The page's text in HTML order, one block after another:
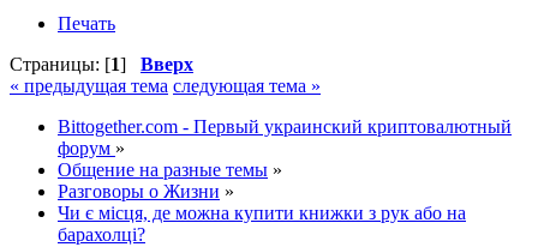
Печать
Страницы: [1] Вверх
« предыдущая тема следующая тема »
Bittogether.com - Первый украинский криптовалютный
форум »
Общение на разные темы »
Разговоры о Жизни »
Чи є місця, де можна купити книжки з рук або на
барахолці?